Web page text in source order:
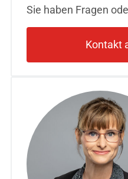
Sie haben Fragen
Kontakt